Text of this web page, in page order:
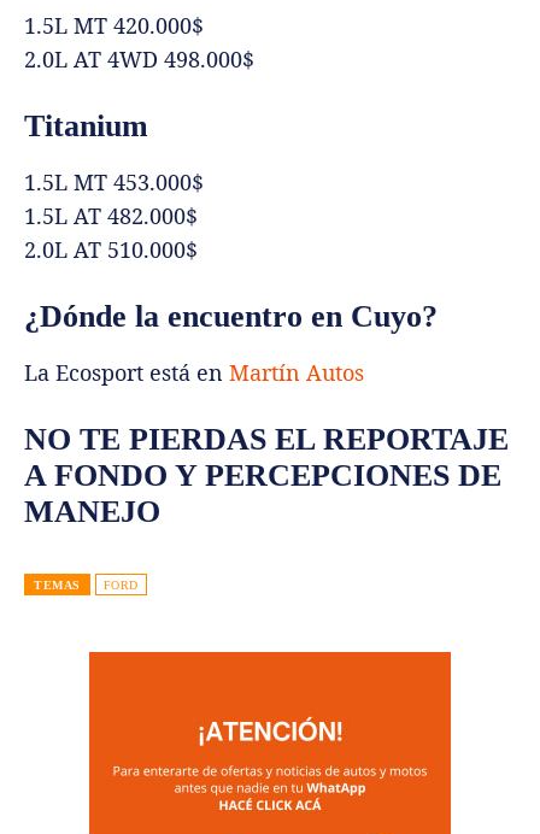
1.5L MT 420.000$
2.0L AT 4WD 498.000$
Titanium
1.5L MT 453.000$
1.5L AT 482.000$
2.0L AT 510.000$
¿Dónde la encuentro en Cuyo?
La Ecosport está en Martín Autos
NO TE PIERDAS EL REPORTAJE
A FONDO Y PERCEPCIONES DE
MANEJO
TEMAS FORD